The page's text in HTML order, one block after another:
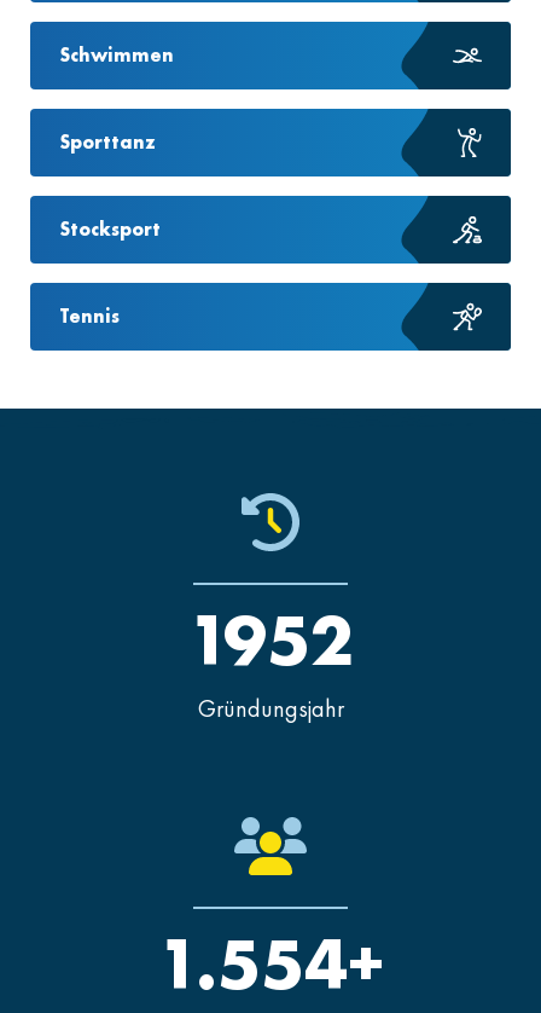
Schwimmen
Sporttanz
Stocksport
Tennis
Gründungsjahr
1952
1.554+